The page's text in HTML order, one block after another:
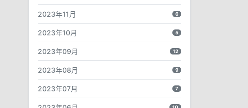
2023年11月 6
2023年10月 5
2023年09月 12
2023年08月 9
2023年07月 7